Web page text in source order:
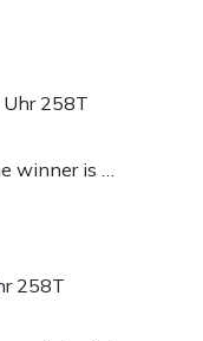
Uhr 258T
winner is …
258T